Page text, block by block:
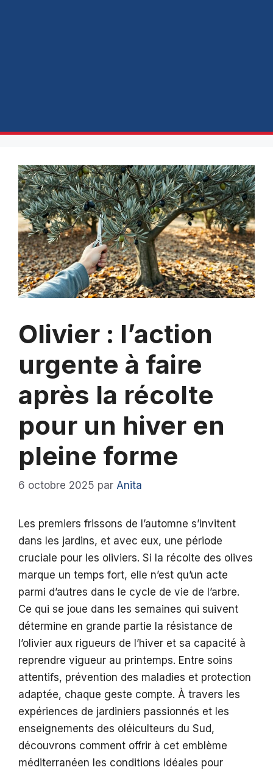
Olivier : l’action
urgente à faire
après la récolte
pour un hiver en
pleine forme
6 octobre 2025 par Anita
Les premiers frissons de l’automne s’invitent
dans les jardins, et avec eux, une période
cruciale pour les oliviers. Si la récolte des olives
marque un temps fort, elle n’est qu’un acte
parmi d’autres dans le cycle de vie de l’arbre.
Ce qui se joue dans les semaines qui suivent
détermine en grande partie la résistance de
l’olivier aux rigueurs de l’hiver et sa capacité à
reprendre vigueur au printemps. Entre soins
attentifs, prévention des maladies et protection
adaptée, chaque geste compte. À travers les
expériences de jardiniers passionnés et les
enseignements des oléiculteurs du Sud,
découvrons comment offrir à cet emblème
méditerranéen les conditions idéales pour